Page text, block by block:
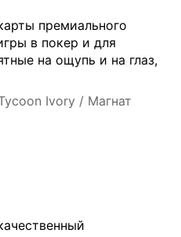
премиального
в покер и для
на ощупь и на глаз,
Ivory / Магнат